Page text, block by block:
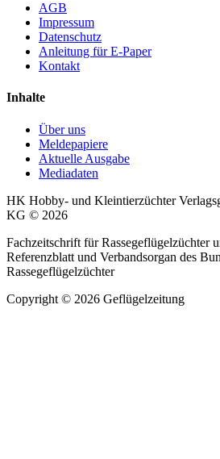
AGB
Impressum
Datenschutz
Anleitung für E-Paper
Kontakt
Inhalte
Über uns
Meldepapiere
Aktuelle Ausgabe
Mediadaten
HK Hobby- und Kleintierzüchter
KG © 2026
Fachzeitschrift für Rassegeflügelzüchter
Referenzblatt und Verbandsorgan des
Rassegeflügelzüchter
Copyright © 2026 Geflügelzeitung